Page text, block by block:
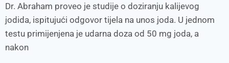
Dr. Abraham proveo je studije o doziranju kalijevog
jodida, ispitujući odgovor tijela na unos joda. U jednom
testu primijenjena je udarna doza od 50 mg joda, a
nakon